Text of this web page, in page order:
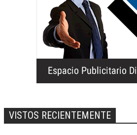
VISTOS RECIENTEMENTE